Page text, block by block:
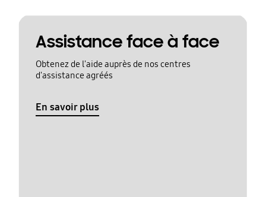
Assistance face à face
Obtenez de l'aide auprès de nos centres
d'assistance agréés
En savoir plus